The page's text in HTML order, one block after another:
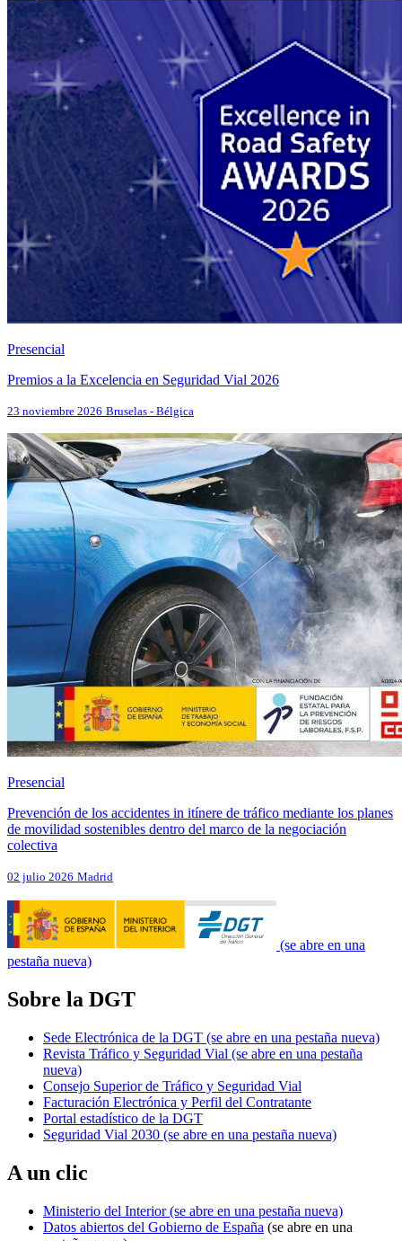
Presencial
Premios a la Excelencia en Seguridad Vial 2026
23 noviembre 2026 Bruselas - Bélgica
Presencial
Prevención de los accidentes in itínere de tráfico mediante los planes
de movilidad sostenibles dentro del marco de la negociación
colectiva
02 julio 2026 Madrid
(se abre en una
pestaña nueva)
Sobre la DGT
Sede Electrónica de la DGT (se abre en una pestaña nueva)
Revista Tráfico y Seguridad Vial (se abre en una pestaña
nueva)
Consejo Superior de Tráfico y Seguridad Vial
Facturación Electrónica y Perfil del Contratante
Portal estadístico de la DGT
Seguridad Vial 2030 (se abre en una pestaña nueva)
A un clic
Ministerio del Interior(se abre en una pestaña nueva)
Datos abiertos del Gobierno de España (se abre en una